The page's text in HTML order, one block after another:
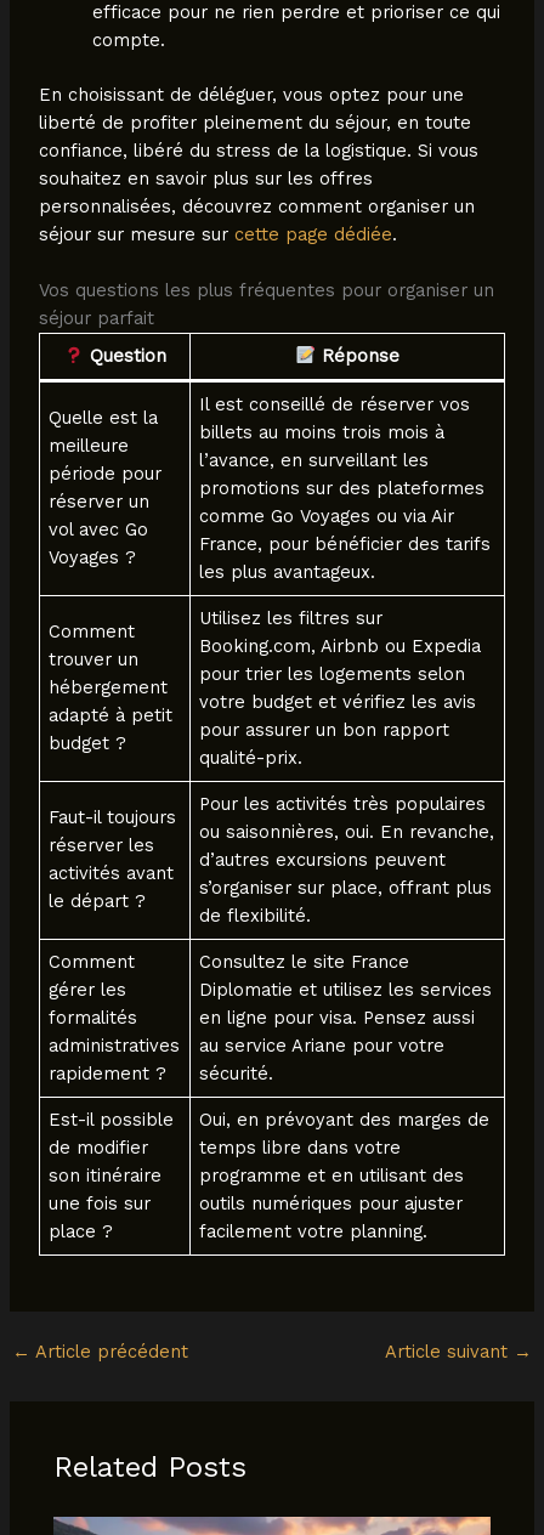
efficace pour ne rien perdre et prioriser ce qui
compte.
En choisissant de déléguer, vous optez pour une
liberté de profiter pleinement du séjour, en toute
confiance, libéré du stress de la logistique. Si vous
souhaitez en savoir plus sur les offres
personnalisées, découvrez comment organiser un
séjour sur mesure sur cette page dédiée.
Vos questions les plus fréquentes pour organiser un
séjour parfait
Question
Réponse
Quelle est la
meilleure
période pour
réserver un
vol avec Go
Voyages ?
Il est conseillé de réserver vos
billets au moins trois mois à
l’avance, en surveillant les
promotions sur des plateformes
comme Go Voyages ou via Air
France, pour bénéficier des tarifs
les plus avantageux.
Comment
trouver un
hébergement
adapté à petit
budget ?
Utilisez les filtres sur
Booking.com, Airbnb ou Expedia
pour trier les logements selon
votre budget et vérifiez les avis
pour assurer un bon rapport
qualité-prix.
Faut-il toujours
réserver les
activités avant
le départ ?
Pour les activités très populaires
ou saisonnières, oui. En revanche,
d’autres excursions peuvent
s’organiser sur place, offrant plus
de flexibilité.
Comment
gérer les
formalités
administratives
rapidement ?
Consultez le site France
Diplomatie et utilisez les services
en ligne pour visa. Pensez aussi
au service Ariane pour votre
sécurité.
Est-il possible
de modifier
son itinéraire
une fois sur
place ?
Oui, en prévoyant des marges de
temps libre dans votre
programme et en utilisant des
outils numériques pour ajuster
facilement votre planning.
← Article précédent Article suivant →
Related Posts